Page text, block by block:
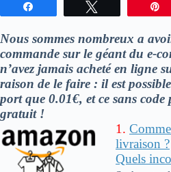
Nous sommes nombreux a
commande sur le géant du e-
n’avez jamais acheté en ligne
raison de le faire : il est
port que 0.01€, et ce sans code
gratuit !
1.
livraison ?
Quels